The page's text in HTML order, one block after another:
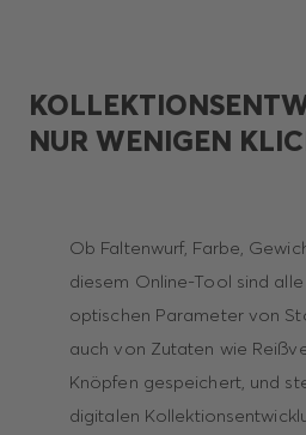
NUR WENIGEN
Ob Faltenwurf, Farbe,
diesem Online-Tool sind
optischen Parameter von
auch von Zutaten wie
Knöpfen gespeichert, und
digitalen